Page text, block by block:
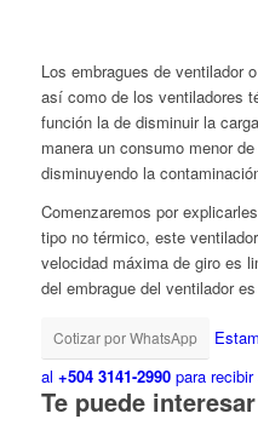
Los embragues de ventilador
así como de los ventiladores
función la de disminuir la
manera un consumo menor
disminuyendo la
Comenzaremos por
tipo no térmico, este
velocidad máxima de giro es
del embrague del ventilador
Cotizar por WhatsApp
al +504 3141-2990para recibir
Te puede interesar